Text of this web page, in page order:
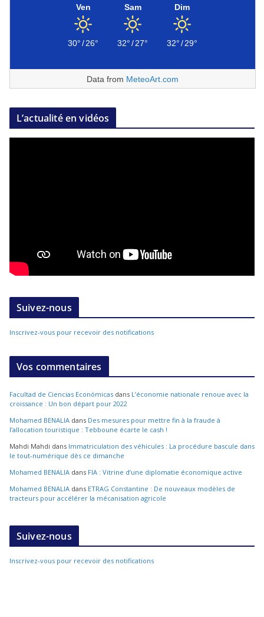
Ven
30°/26°
Sam
32°/27°
Dim
32°/29°
Data from MeteoArt.com
L’actualité en vidéos
Suivez-nous
Inscrivez-vous pour recevoir des notifications
Vos commentaires
Facultad de Ciencias Económicas dans L’économie nationale renoue avec la
croissance : Un bon départ pour 2022
Mohamed BENALIA dans Des mesures pour mettre fin à la fraude à
l’allocation touristique : Tebboune écarte le cash !
Mahdi Mahdi dans Immatriculation des véhicules : La procédure bascule dans
le tout-numérique dès ce dimanche
Mohamed BENALIA dans FIA : Vitrine d’une diplomatie économique active
Mohamed BENALIA dans ETRAG Constantine : De nouveaux modèles de
tracteurs pour accélérer la mécanisation agricole
Suivez-nous
Inscrivez-vous pour recevoir des notifications